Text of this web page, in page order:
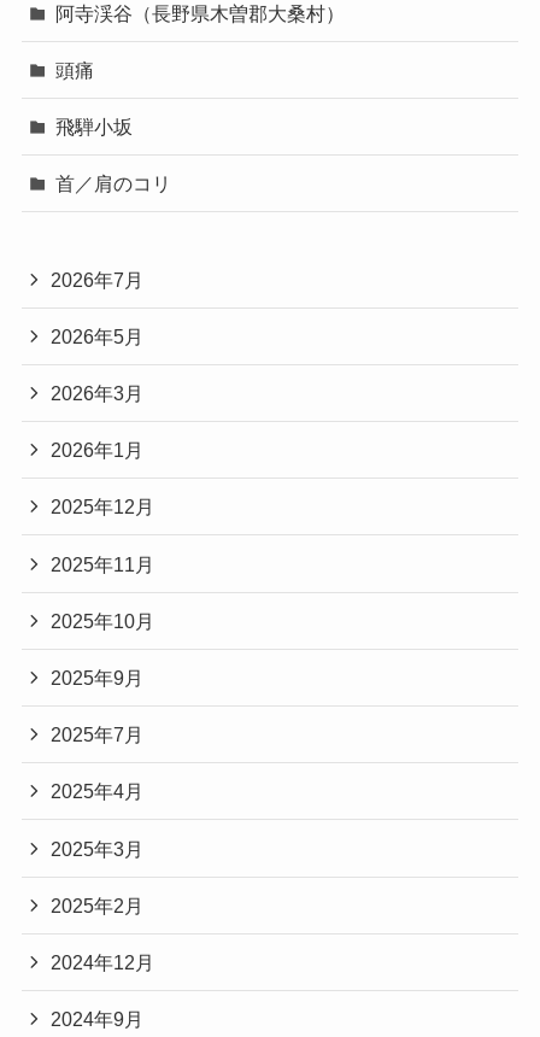
阿寺渓谷（長野県木曽郡大桑村）
頭痛
飛騨小坂
首／肩のコリ
2026年7月
2026年5月
2026年3月
2026年1月
2025年12月
2025年11月
2025年10月
2025年9月
2025年7月
2025年4月
2025年3月
2025年2月
2024年12月
2024年9月